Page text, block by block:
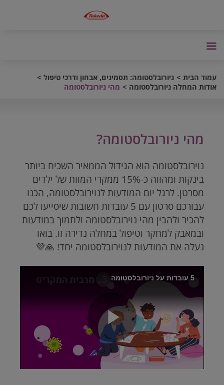
עמוד הבית
ניורובלסטומה: תסמינים, אבחון ודרכי טיפול
אודות המחלה ניורובלסטומה
מהי ניורובלסטומה
מהי ניורובלסטומה?
נוירובלסטומה הוא הגידול הממאיר השכיח ביותר
בינקות ומהווה כ-15% ממקרי המוות של ילדים
מסרטן. לרגל יום המודעות לנוירובלסטומה, הכנו
עבורכם סרטון עם 5 עובדות חשובות שיסייעו לכם
להכיר ולהבין מהי נוירובלסטומה ולתמוך במודעות
ובמאבק למחקר וטיפול במחלה נדירה זו. בואו
נעלה את המודעות לנוירובלסטומה יחד! 🙏💜
Video
5 עובדות על ניורובלסטומה
Play